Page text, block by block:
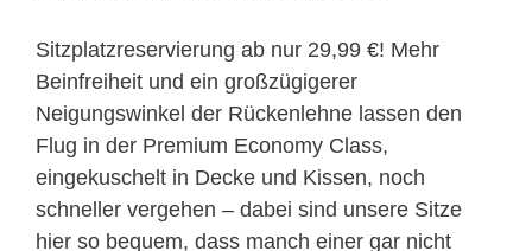
Sitzplatzreservierung ab nur 29,99 €! Mehr
Beinfreiheit und ein großzügigerer
Neigungswinkel der Rückenlehne lassen den
Flug in der Premium Economy Class,
eingekuschelt in Decke und Kissen, noch
schneller vergehen – dabei sind unsere Sitze
hier so bequem, dass manch einer gar nicht